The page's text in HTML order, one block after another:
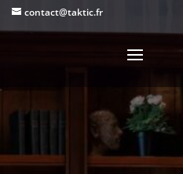
contact@taktic.fr